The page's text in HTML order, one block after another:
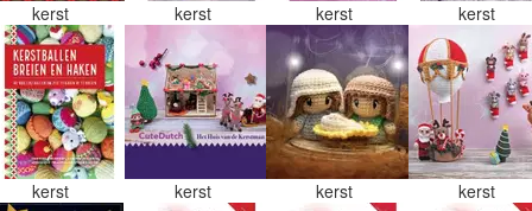
kerst kerst kerst kerst
kerst kerst kerst kerst